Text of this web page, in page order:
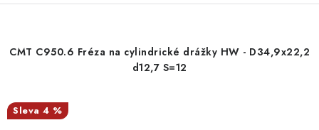
CMT C950.6 Fréza na cylindrické drážky HW - D34,9x22,2
d12,7 S=12
4 %